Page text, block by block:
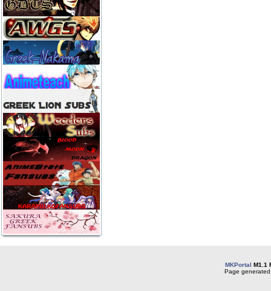
MKPortal M1.1
Page